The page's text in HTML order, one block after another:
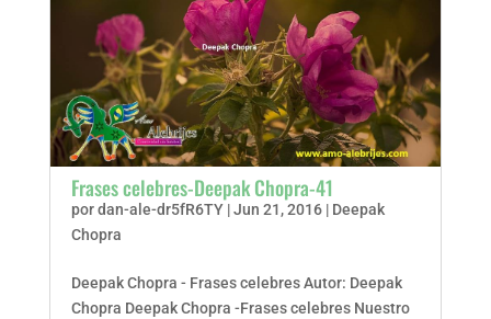
Frases celebres-Deepak Chopra-41
pordan-ale-dr5fR6TY|Jun 21, 2016| Deepak
Chopra
Deepak Chopra - Frases celebres Autor: Deepak
Chopra Deepak Chopra -Frases celebres Nuestro